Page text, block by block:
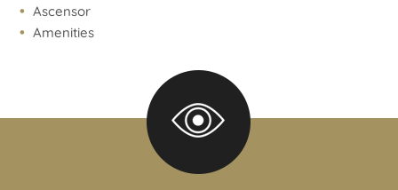
Ascensor
Amenities